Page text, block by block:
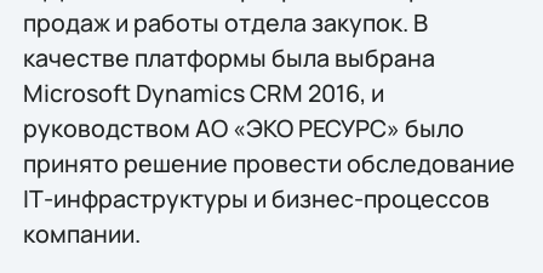
продаж и работы отдела закупок. В
качестве платформы была выбрана
Microsoft Dynamics CRM 2016, и
руководством АО «ЭКО РЕСУРС» было
принято решение провести обследование
IТ-инфраструктуры и бизнес-процессов
компании.